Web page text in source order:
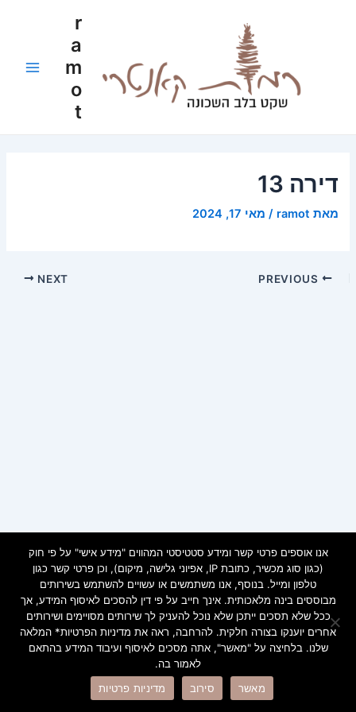
r
a
m
o
t
דירה 13
מאת ramot
/ מאי 17, 2024
NEXT
Copyright © 2026 ramot | Powered by
אנו אוספים פרטי קשר ומידע סטטיסטי המהווים "מידע אישי" על פי חוק
(כגון סוג מכשיר, כתובת IP, אפיוני גלישה, מיקום), וכן פרטי קשר כגון
טלפון ומייל. בנוסף, אנו משתמשים או עשויים להשתמש בשירותים
מבוססים בינה מלאכותית. אינך חייב על פי דין להסכים לאיסוף המידע, אך
ככל שלא תסכים ייתכן שלא נוכל להעניק לך שירותים מסויימים ושירותים
אחרים יוענקו בצורה חלקית. להרחבה, ראה את מדיניות הפרטיות* המלאה
שלנו. בלחיצה על "מאשר", אתה מסכים לאיסוף ועיבוד המידע בהתאם
לאמור בה.
מאשר
סירוב מדיניות פרטיות